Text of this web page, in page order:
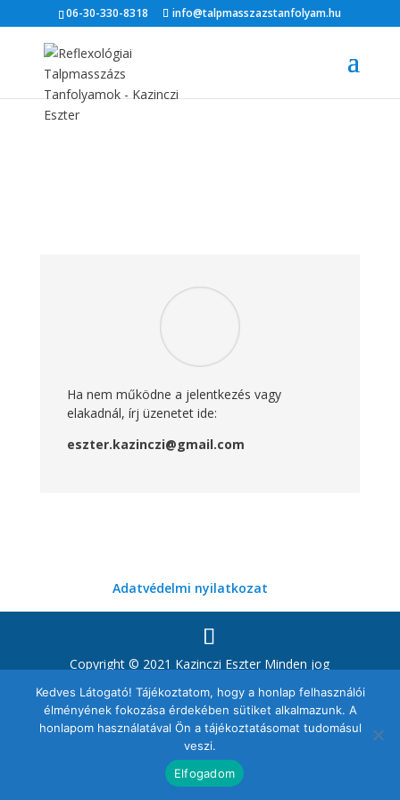
06-30-330-8318 info@talpmasszazstanfolyam.hu
Ha nem működne a jelentkezés vagy
elakadnál, írj üzenetet ide:
eszter.kazinczi@gmail.com
Adatvédelmi nyilatkozat
Copyright © 2021 Kazinczi Eszter Minden jog
fenntartva!
Kedves Látogató! Tájékoztatom, hogy a honlap felhasználói
élményének fokozása érdekében sütiket alkalmazunk. A
honlapom használatával Ön a tájékoztatásomat tudomásul
veszi.
Elfogadom